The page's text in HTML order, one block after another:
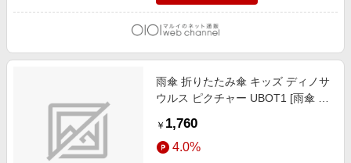
雨傘 折りたたみ傘 キッズ ディノサ
ウルス ピクチャー UBOT1 [雨傘 /
￥ 1,760
4.0%